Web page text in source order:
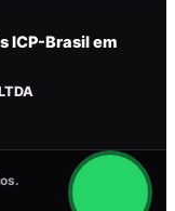
ICP-Brasil em